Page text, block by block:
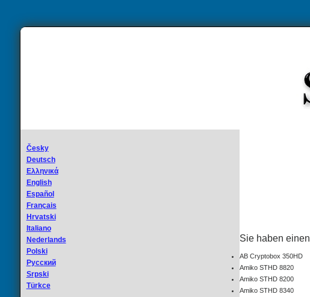
Česky
Deutsch
Ελληνικά
English
Español
Français
Hrvatski
Italiano
Nederlands
Polski
Русский
Srpski
Türkce
Sie haben einen
AB Cryptobox 350HD
Amiko STHD 8820
Amiko STHD 8200
Amiko STHD 8340